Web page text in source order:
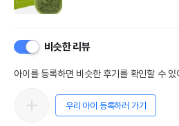
비슷한 리뷰
아이를 등록하면 비슷한 후기를 확인할 수 있
우리 아이 등록하러 가기